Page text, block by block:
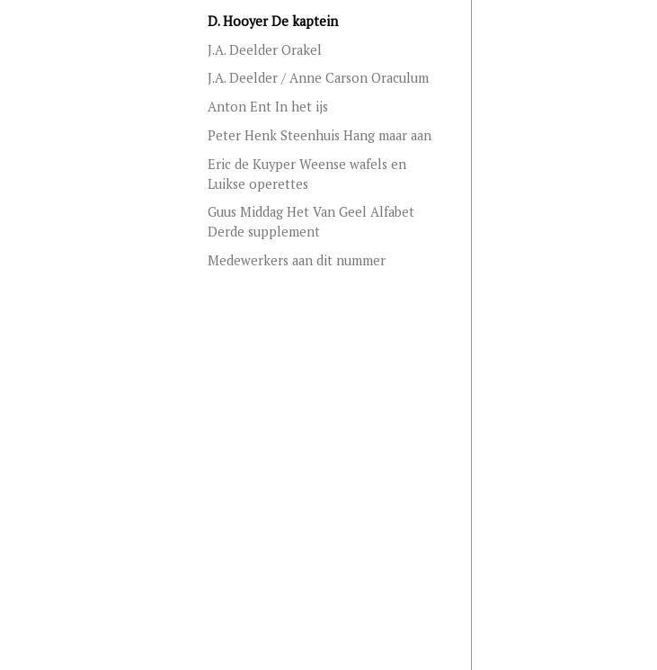
D. Hooyer De kaptein
J.A. Deelder Orakel
J.A. Deelder / Anne Carson Oraculum
Anton Ent In het ijs
Peter Henk Steenhuis Hang maar aan
Eric de Kuyper Weense wafels en
Luikse operettes
Guus Middag Het Van Geel Alfabet
Derde supplement
Medewerkers aan dit nummer